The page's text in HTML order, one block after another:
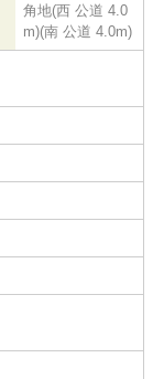
角地(西 公道 4.0
m)(南 公道 4.0m)